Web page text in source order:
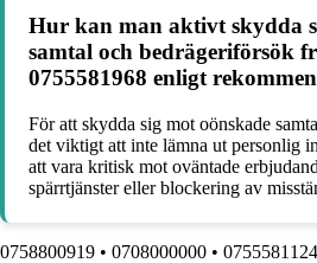
Hur kan man aktivt skydda
samtal och bedrägeriförsök
0755581968 enligt
För att skydda sig mot oönskade
det viktigt att inte lämna ut personlig
att vara kritisk mot oväntade
spärrtjänster eller blockering av
0758800919 • 0708000000 • 0755581124